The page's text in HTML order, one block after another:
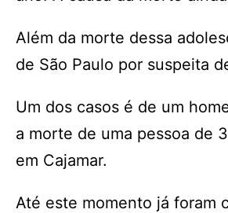
Além da morte dessa
de São Paulo por suspeita
Um dos casos é de um
a morte de uma pessoa de
em Cajamar.
Até este momento já foram